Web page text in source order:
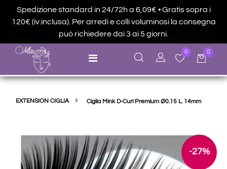
Spedizione standard in 24/72h a 6,09€ • Gratis sopra i
120€ (iv.inclusa). Per arredi e colli voluminosi la consegna
può richiedere dai 3 ai 5 giorni.
Open menu
0 0
EXTENSION CIGLIA Ciglia Mink D-Curl Premium Ø0.15 L. 14mm
-27%